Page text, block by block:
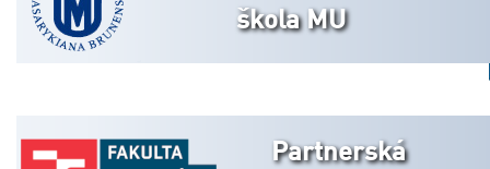
škola MU
Partnerská